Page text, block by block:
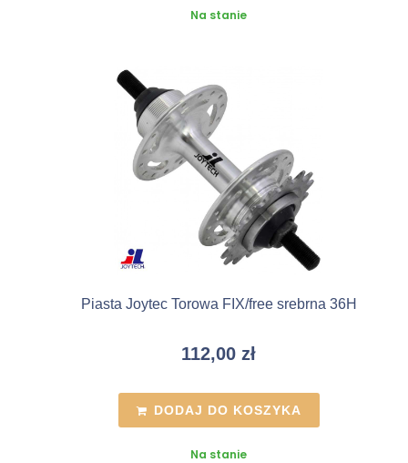
Na stanie
Piasta Joytec Torowa FIX/free srebrna 36H
112,00 zł
DODAJ DO KOSZYKA
Na stanie